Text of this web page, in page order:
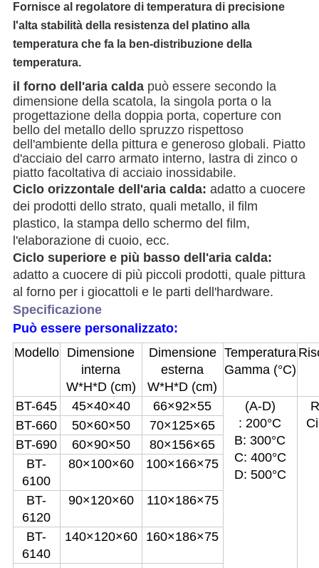
Fornisce al regolatore di temperatura di precisione
l'alta stabilità della resistenza del platino alla
temperatura che fa la ben-distribuzione della
temperatura.
il forno dell'aria calda può essere secondo la
dimensione della scatola, la singola porta o la
progettazione della doppia porta, coperture con
bello del metallo dello spruzzo rispettoso
dell'ambiente della pittura e generoso globali. Piatto
d'acciaio del carro armato interno, lastra di zinco o
piatto facoltativa di acciaio inossidabile.
Ciclo orizzontale dell'aria calda: adatto a cuocere
dei prodotti dello strato, quali metallo, il film
plastico, la stampa dello schermo del film,
l'elaborazione di cuoio, ecc.
Ciclo superiore e più basso dell'aria calda:
adatto a cuocere di più piccoli prodotti, quale pittura
al forno per i giocattoli e le parti dell'hardware.
Specificazione
Può essere personalizzato:
Modello
Dimensione
interna
W*H*D (cm)
Dimensione
esterna
W*H*D (cm)
Temperatura
Gamma (°C)
BT-645 45×40×40 66×92×55
(A-D)
: 200°C
B: 300°C
C: 400°C
D: 500°C
BT-660 50×60×50
70×125×65
BT-690
60×90×50
80×156×65
BT-
6100
80×100×60 100×166×75
BT-
6120
90×120×60 110×186×75
BT-
6140
140×120×60 160×186×75